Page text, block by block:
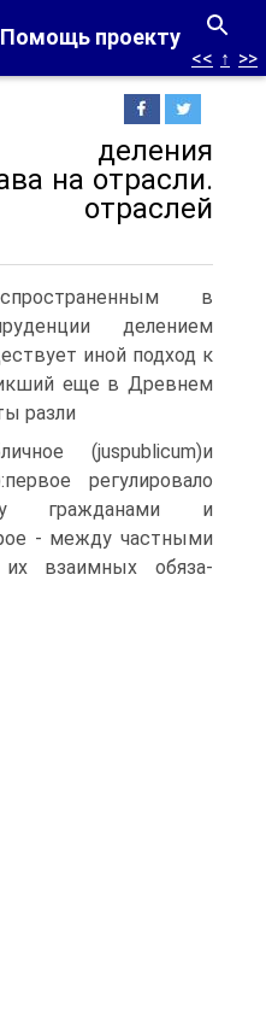
Помощь проекту
<< ↑ >>
деления
на отрасли.
отраслей
в
делением
иной подход к
еще в Древнем
разли­
(juspublicum)и
регулировало
гражданами и
- между частными
взаимных обяза­